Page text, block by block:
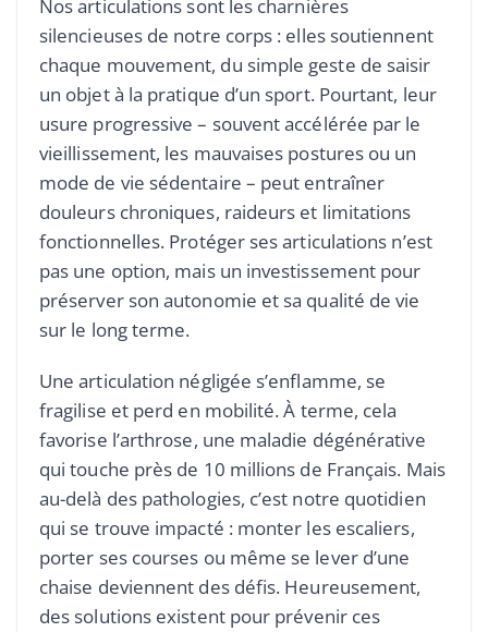
Nos articulations sont les charnières
silencieuses de notre corps : elles soutiennent
chaque mouvement, du simple geste de saisir
un objet à la pratique d’un sport. Pourtant, leur
usure progressive – souvent accélérée par le
vieillissement, les mauvaises postures ou un
mode de vie sédentaire – peut entraîner
douleurs chroniques, raideurs et limitations
fonctionnelles. Protéger ses articulations n’est
pas une option, mais un investissement pour
préserver son autonomie et sa qualité de vie
sur le long terme.
Une articulation négligée s’enflamme, se
fragilise et perd en mobilité. À terme, cela
favorise l’arthrose, une maladie dégénérative
qui touche près de 10 millions de Français. Mais
au-delà des pathologies, c’est notre quotidien
qui se trouve impacté : monter les escaliers,
porter ses courses ou même se lever d’une
chaise deviennent des défis. Heureusement,
des solutions existent pour prévenir ces